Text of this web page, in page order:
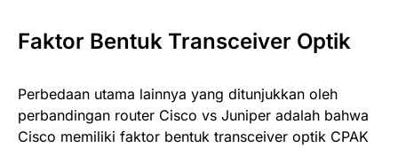
Faktor Bentuk Transceiver Optik
Perbedaan utama lainnya yang ditunjukkan oleh
perbandingan router Cisco vs Juniper adalah bahwa
Cisco memiliki faktor bentuk transceiver optik CPAK